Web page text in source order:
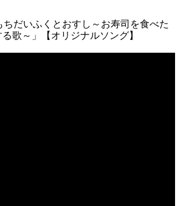
ちだいふくとおすし～お寿司を食べた
歌～」【オリジナルソング】